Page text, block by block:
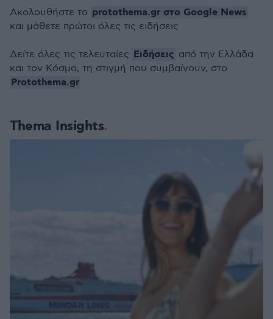
Thema Insights
Ακολουθήστε το protothema.gr στο Google News
και μάθετε πρώτοι όλες τις ειδήσεις
Δείτε όλες τις τελευταίες Ειδήσεις από την Ελλάδα
και τον Κόσμο, τη στιγμή που συμβαίνουν, στο
Protothema.gr